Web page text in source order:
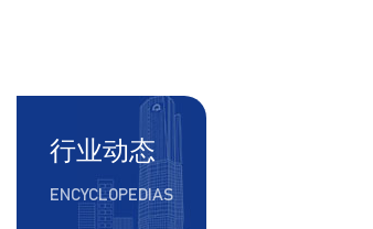
行业动态
ENCYCLOPEDIAS